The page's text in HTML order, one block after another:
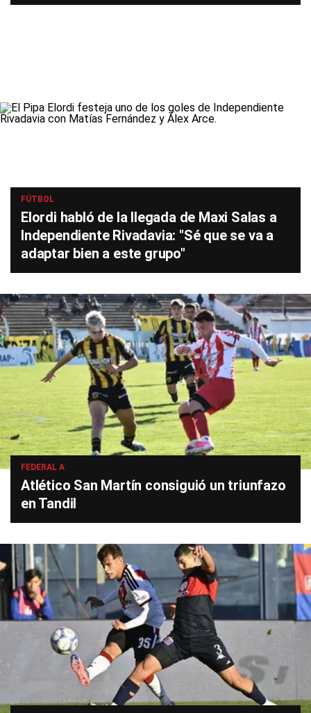
FÚTBOL
Elordi habló de la llegada de Maxi Salas a
Independiente Rivadavia: "Sé que se va a
adaptar bien a este grupo"
FEDERAL A
Atlético San Martín consiguió un triunfazo
en Tandil